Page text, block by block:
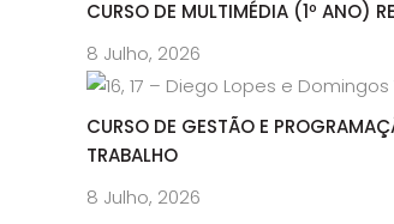
CURSO DE MULTIMÉDIA (1º ANO)
8 Julho, 2026
CURSO DE GESTÃO E
TRABALHO
8 Julho, 2026